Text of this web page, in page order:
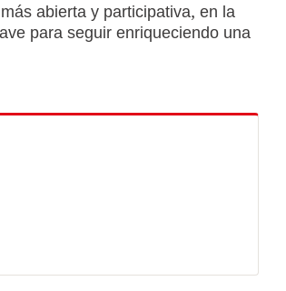
abierta y participativa, en la
para seguir enriqueciendo una